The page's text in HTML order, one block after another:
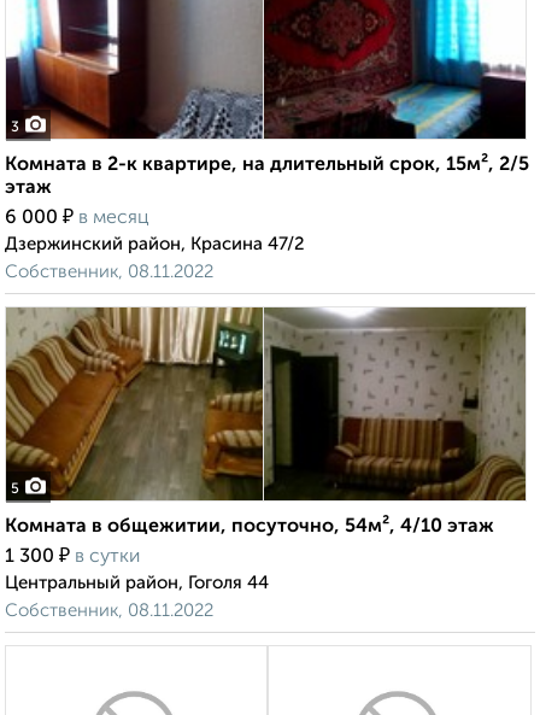
3
Комната в 2-к квартире, на длительный срок, 15м², 2/5
этаж
6 000 ₽ в месяц
Дзержинский район, Красина 47/2
Собственник, 08.11.2022
5
Комната в общежитии, посуточно, 54м², 4/10 этаж
1 300 ₽ в сутки
Центральный район, Гоголя 44
Собственник, 08.11.2022